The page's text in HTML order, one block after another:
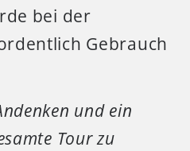
bei der
Gebrauch
und ein
Tour zu